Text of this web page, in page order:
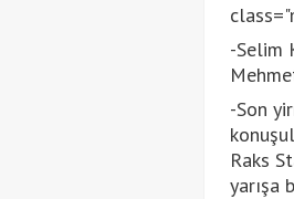
-Selim
-Son
Raks
yarışa